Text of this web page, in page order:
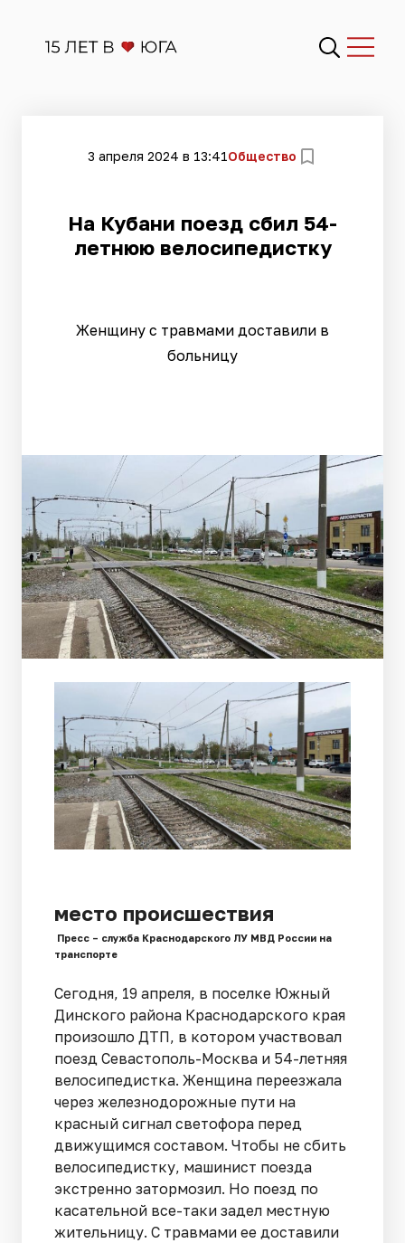
3 апреля 2024 в 13:41Общество
​На Кубани поезд сбил 54-
летнюю велосипедистку
Женщину с травмами доставили в
больницу
место происшествия
Пресс – служба Краснодарского ЛУ МВД России на
транспорте
Сегодня, 19 апреля, в поселке Южный
Динского района Краснодарского края
произошло ДТП, в котором участвовал
поезд Севастополь-Москва и 54-летняя
велосипедистка. Женщина переезжала
через железнодорожные пути на
красный сигнал светофора перед
движущимся составом. Чтобы не сбить
велосипедистку, машинист поезда
экстренно затормозил. Но поезд по
касательной все-таки задел местную
жительницу. С травмами ее доставили